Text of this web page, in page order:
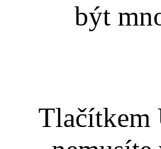
být
Tlačítkem